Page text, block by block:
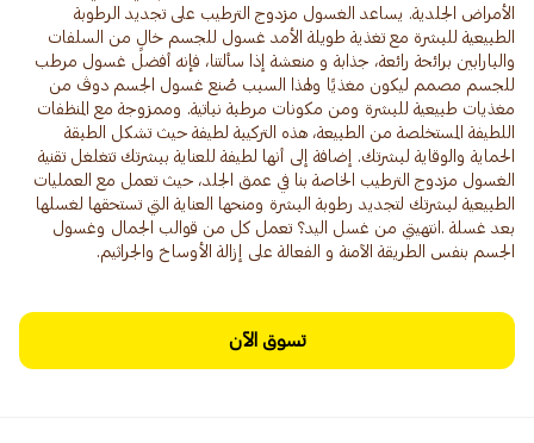
الأمراض الجلدية. يساعد الغسول مزدوج الترطيب على تجديد الرطوبة
الطبيعية للبشرة مع تغذية طويلة الأمد غسول للجسم خالٍ من السلفات
والبارابين برائحة رائعة، جذابة و منعشة إذا سألتنا، فإنه أفضل غسول مرطب
للجسم مصمم ليكون مغذيًا ولهذا السبب صُنع غسول الجسم دوڤ من
مغذيات طبيعية للبشرة ومن مكونات مرطبة نباتية. وممزوجة مع المنظفات
اللطيفة المستخلصة من الطبيعة، هذه التركيبة لطيفة حيث تشكل الطبقة
الحماية والوقاية لبشرتك. إضافة إلى أنها لطيفة للعناية ببشرتك تتغلغل تقنية
الغسول مزدوج الترطيب الخاصة بنا في عمق الجلد، حيث تعمل مع العمليات
الطبيعية لبشرتك لتجديد رطوبة البشرة ومنحها العناية التي تستحقها لغسلها
بعد غسلة .انتهيتي من غسل اليد؟ تعمل كل من قوالب الجمال وغسول
الجسم بنفس الطريقة الآمنة و الفعالة على إزالة الأوساخ والجراثيم.
تسوق الآن